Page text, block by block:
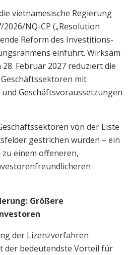
vietnamesische Regierung
NQ-CP („Resolution
Reform des Investitions-
einführt. Wirksam
28. Februar 2027 reduziert die
mit
Geschäftsvoraussetzungen
von der Liste
gestrichen wurden – ein
einem offeneren,
Größere
der Lizenzverfahren
der bedeutendste Vorteil für